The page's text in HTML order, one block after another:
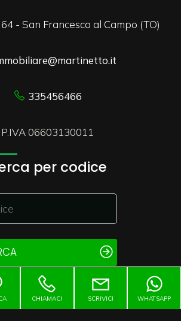
- San Francesco al Campo (TO)
335456466
P.IVA 06603130011
per codice
© 2026 - Powered byGestim
CHIAMACI SCRIVICI WHATSAPP